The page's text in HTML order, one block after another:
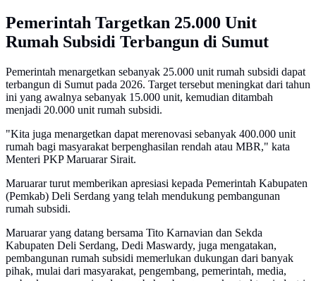
Pemerintah Targetkan 25.000 Unit
Rumah Subsidi Terbangun di Sumut
Pemerintah menargetkan sebanyak 25.000 unit rumah subsidi dapat
terbangun di Sumut pada 2026. Target tersebut meningkat dari tahun
ini yang awalnya sebanyak 15.000 unit, kemudian ditambah
menjadi 20.000 unit rumah subsidi.
"Kita juga menargetkan dapat merenovasi sebanyak 400.000 unit
rumah bagi masyarakat berpenghasilan rendah atau MBR," kata
Menteri PKP Maruarar Sirait.
Maruarar turut memberikan apresiasi kepada Pemerintah Kabupaten
(Pemkab) Deli Serdang yang telah mendukung pembangunan
rumah subsidi.
Maruarar yang datang bersama Tito Karnavian dan Sekda
Kabupaten Deli Serdang, Dedi Maswardy, juga mengatakan,
pembangunan rumah subsidi memerlukan dukungan dari banyak
pihak, mulai dari masyarakat, pengembang, pemerintah, media,